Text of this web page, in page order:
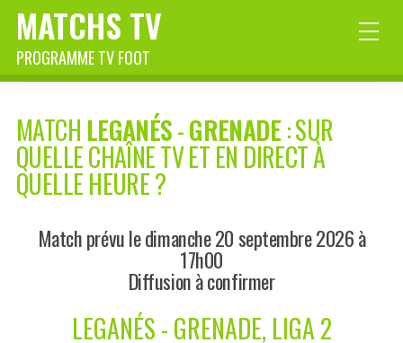
MATCHS TV
PROGRAMME TV FOOT
MATCH LEGANÉS-GRENADE: SUR
QUELLE CHAÎNE TV ET EN DIRECT À
QUELLE HEURE ?
Match prévu le dimanche 20 septembre 2026 à
17h00
Diffusion à confirmer
LEGANÉS - GRENADE, LIGA 2